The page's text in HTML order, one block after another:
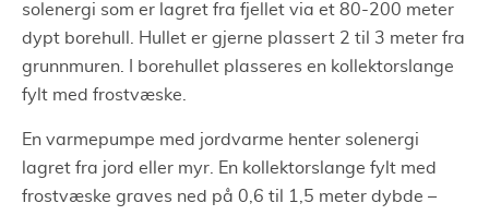
solenergi som er lagret fra fjellet via et 80-200 meter
dypt borehull. Hullet er gjerne plassert 2 til 3 meter fra
grunnmuren. I borehullet plasseres en kollektorslange
fylt med frostvæske.
En varmepumpe med jordvarme henter solenergi
lagret fra jord eller myr. En kollektorslange fylt med
frostvæske graves ned på 0,6 til 1,5 meter dybde –